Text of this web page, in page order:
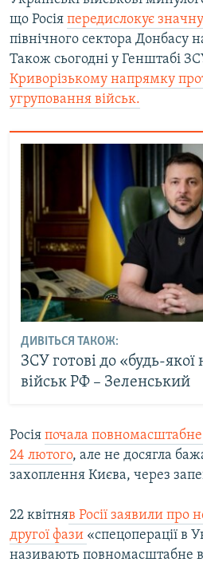
що Росія передислокує значну
північного сектора Донбасу
Також сьогодні у Генштабі
Криворізькому напрямку
угруповання військ.
ДИВІТЬСЯ ТАКОЖ:
ЗСУ готові до «будь-якої
військ РФ – Зеленський
Росія почала
24 лютого, але не досягла
захоплення Києва, через
22 квітняв Росії заявили про
другої фази «спецоперації в
називають повномасштабне